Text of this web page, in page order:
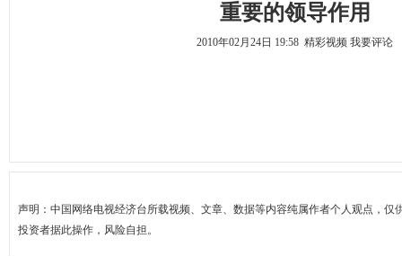
重要的领导作用
2010年02月24日 19:58 精彩视频 我要评论
声明：中国网络电视经济台所载视频、文章、数据等内容纯属作者个人观点，仅
投资者据此操作，风险自担。